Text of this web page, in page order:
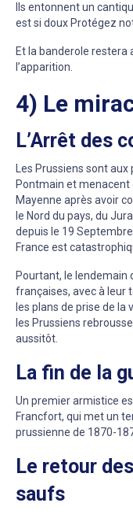
Ils entonnent un
est si doux Protégez
Et la banderole restera
l’apparition.
4) Le
L’Arrêt des
Les Prussiens sont
Pontmain et
Mayenne après avoir
le Nord du pays, du
depuis le 19
France est
Pourtant, le lendemain
françaises, avec à leur
les plans de prise de la
les Prussiens
aussitôt.
La fin de la
Un premier armistice
Francfort, qui met un
prussienne de 1870-
Le retour
saufs